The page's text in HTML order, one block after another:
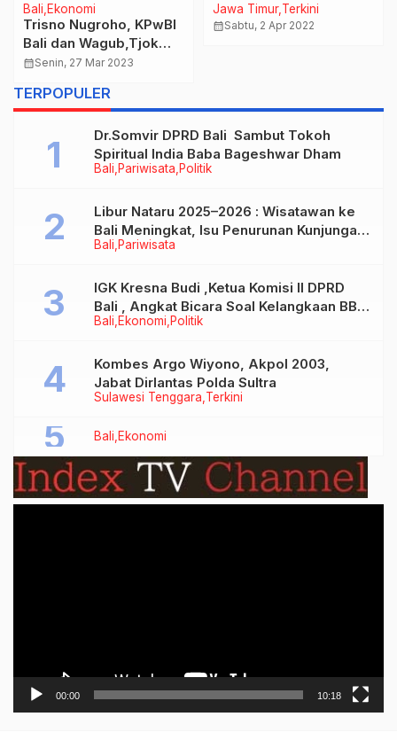
Bali Ekonomi
Trisno Nugroho, KPwBI
Bali dan Wagub,Tjok
Ace : Jamin
Rupiah untuk kebutuhan
wilayah Bali
calendar_monthSenin, 27 Mar 2023
Jawa Timur Terkini
calendar_monthSabtu, 2 Apr 2022
TERPOPULER
Bali Pariwisata Politik
Dr.Somvir DPRD Bali Sambut Tokoh
Spiritual India Baba Bageshwar Dham
Bali Pariwisata
Libur Nataru 2025–2026 : Wisatawan ke
Bali Meningkat, Isu Penurunan Kunjungan
Tidak Benar
Bali Ekonomi Politik
IGK Kresna Budi ,Ketua Komisi II DPRD
Bali , Angkat Bicara Soal Kelangkaan BBM
Bersubsidi Jenis Solar
Sulawesi Tenggara Terkini
Kombes Argo Wiyono, Akpol 2003,
Jabat Dirlantas Polda Sultra
Bali Ekonomi
00:00 10:18